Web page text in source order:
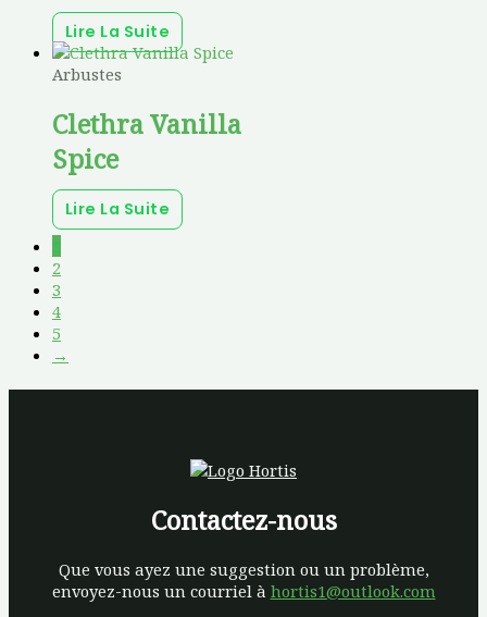
Lire La Suite
Arbustes
Clethra Vanilla
Spice
Lire La Suite
1
2
3
4
5
→
Contactez-nous
Que vous ayez une suggestion ou un problème,
envoyez-nous un courriel à hortis1@outlook.com